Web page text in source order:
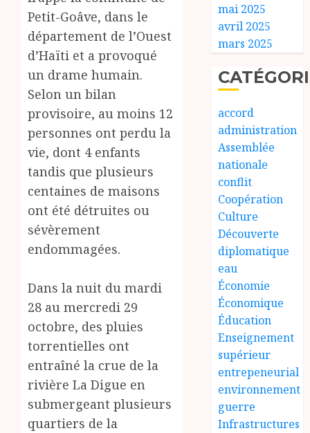
Petit-Goâve, dans le
département de l’Ouest
d’Haïti et a provoqué
un drame humain.
Selon un bilan
provisoire, au moins 12
personnes ont perdu la
vie, dont 4 enfants
tandis que plusieurs
centaines de maisons
ont été détruites ou
sévèrement
endommagées.
‎Dans la nuit du mardi
28 au mercredi 29
octobre, des pluies
torrentielles ont
entraîné la crue de la
rivière La Digue en
submergeant plusieurs
quartiers de la
mai 2025
avril 2025
mars 2025
accord
administration
Assemblée
nationale
conflit
Coopération
Culture
Découverte
diplomatique
eau
Économie
Économique
Éducation
Enseignement
supérieur
entrepeneurial
environnement
guerre
Infrastructures